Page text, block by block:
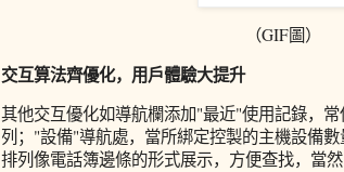
（GIF圖）
交互算法齊優化，用戶體驗大提升
其他交互優化如導航欄添加"最近"使用記錄，
列；"設備"導航處，當所綁定控製的主機設備
排列像電話簿邊條的形式展示，方便查找，當